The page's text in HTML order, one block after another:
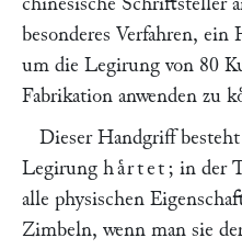
besonderes Verfahren, ein
um die Legirung von 80
Fabrikation anwenden zu
Dieser Handgriff
Legirung haͤrtet ; in der
alle physischen
Zimbeln, wenn man sie